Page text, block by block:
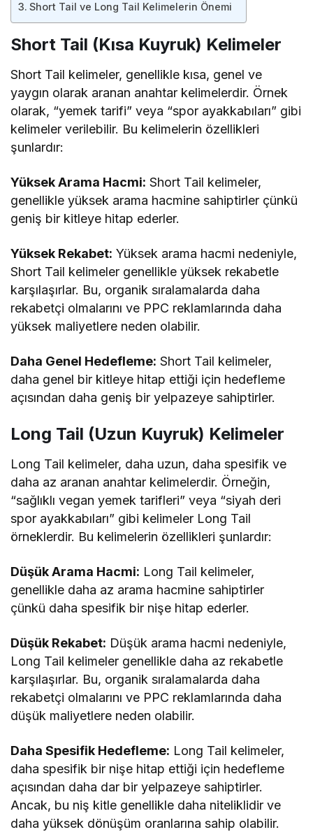
Short Tail ve Long Tail Kelimelerin Önemi
Short Tail (Kısa Kuyruk) Kelimeler
Short Tail kelimeler, genellikle kısa, genel ve
yaygın olarak aranan anahtar kelimelerdir. Örnek
olarak, “yemek tarifi” veya “spor ayakkabıları” gibi
kelimeler verilebilir. Bu kelimelerin özellikleri
şunlardır:
Yüksek Arama Hacmi: Short Tail kelimeler,
genellikle yüksek arama hacmine sahiptirler çünkü
geniş bir kitleye hitap ederler.
Yüksek Rekabet: Yüksek arama hacmi nedeniyle,
Short Tail kelimeler genellikle yüksek rekabetle
karşılaşırlar. Bu, organik sıralamalarda daha
rekabetçi olmalarını ve PPC reklamlarında daha
yüksek maliyetlere neden olabilir.
Daha Genel Hedefleme: Short Tail kelimeler,
daha genel bir kitleye hitap ettiği için hedefleme
açısından daha geniş bir yelpazeye sahiptirler.
Long Tail (Uzun Kuyruk) Kelimeler
Long Tail kelimeler, daha uzun, daha spesifik ve
daha az aranan anahtar kelimelerdir. Örneğin,
“sağlıklı vegan yemek tarifleri” veya “siyah deri
spor ayakkabıları” gibi kelimeler Long Tail
örneklerdir. Bu kelimelerin özellikleri şunlardır:
Düşük Arama Hacmi: Long Tail kelimeler,
genellikle daha az arama hacmine sahiptirler
çünkü daha spesifik bir nişe hitap ederler.
Düşük Rekabet: Düşük arama hacmi nedeniyle,
Long Tail kelimeler genellikle daha az rekabetle
karşılaşırlar. Bu, organik sıralamalarda daha
rekabetçi olmalarını ve PPC reklamlarında daha
düşük maliyetlere neden olabilir.
Daha Spesifik Hedefleme: Long Tail kelimeler,
daha spesifik bir nişe hitap ettiği için hedefleme
açısından daha dar bir yelpazeye sahiptirler.
Ancak, bu niş kitle genellikle daha niteliklidir ve
daha yüksek dönüşüm oranlarına sahip olabilir.